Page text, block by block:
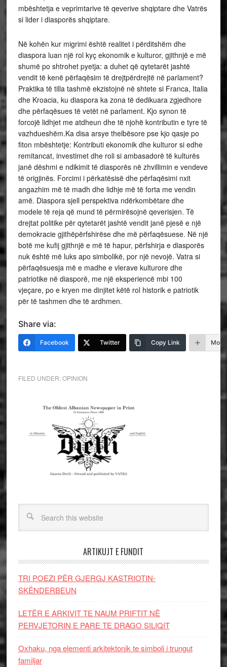
mbështetja e veprimtarive të qeverive shqiptare dhe Vatrës
si lider i diasporës shqiptare.
Në kohën kur migrimi është realitet i përditshëm dhe
diaspora luan një rol kyç ekonomik e kulturor, gjithnjë e më
shumë po shtrohet pyetja: a duhet që qytetarët jashtë
vendit të kenë përfaqësim të drejtpërdrejtë në parlament?
Praktika të tilla tashmë ekzistojnë në shtete si Franca, Italia
dhe Kroacia, ku diaspora ka zona të dedikuara zgjedhore
dhe përfaqësues të vetët në parlament. Kjo synon të
forcojë lidhjet me atdheun dhe të njohë kontributin e tyre të
vazhdueshëm.Ka disa arsye thelbësore pse kjo qasje po
fiton mbështetje: Kontributi ekonomik dhe kulturor si edhe
remitancat, investimet dhe roli si ambasadorë të kulturës
janë dëshmi e ndikimit të diasporës në zhvillimin e vendeve
të origjinës. Forcimi i përkatësisë dhe përfaqësimi nxit
angazhim më të madh dhe lidhje më të forta me vendin
amë. Diaspora sjell perspektiva ndërkombëtare dhe
modele të reja që mund të përmirësojnë qeverisjen. Të
drejtat politike për qytetarët jashtë vendit janë pjesë e një
demokracie gjithëpërfshirëse dhe më përfaqësuese. Në një
botë me kufij gjithnjë e më të hapur, përfshirja e diasporës
nuk është më luks apo simbolikë, por një nevojë. Vatra si
përfaqësuesja më e madhe e vlerave kulturore dhe
patriotike në diasporë, me një eksperiencë mbi 100
vjeçare, po e kryen me dinjitet këtë rol historik e patriotik
për të tashmen dhe të ardhmen.
Share via:
Facebook Twitter Copy Link More
FILED UNDER:OPINION
ARTIKUJT E FUNDIT
TRI POEZI PËR GJERGJ KASTRIOTIN-
SKËNDERBEUN
LETËR E ARKIVIT TE NAUM PRIFTIT NË
PERVJETORIN E PARE TE DRAGO SILIQIT
Oxhaku, nga elementi arkitektonik te simboli i trungut
familjar